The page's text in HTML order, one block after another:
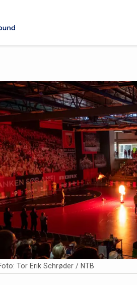
Tor Erik Schrøder / NTB